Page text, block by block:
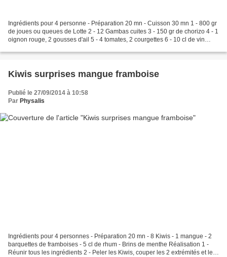
Ingrédients pour 4 personne - Préparation 20 mn - Cuisson 30 mn 1 - 800 gr
de joues ou queues de Lotte 2 - 12 Gambas cuites 3 - 150 gr de chorizo 4 - 1
oignon rouge, 2 gousses d'ail 5 - 4 tomates, 2 courgettes 6 - 10 cl de vin
Kiwis surprises mangue framboise
Publié le 27/09/2014 à 10:58
Par Physalis
Ingrédients pour 4 personnes - Préparation 20 mn - 8 Kiwis - 1 mangue - 2
barquettes de framboises - 5 cl de rhum - Brins de menthe Réalisation 1 -
Réunir tous les ingrédients 2 - Peler les Kiwis, couper les 2 extrémités et les